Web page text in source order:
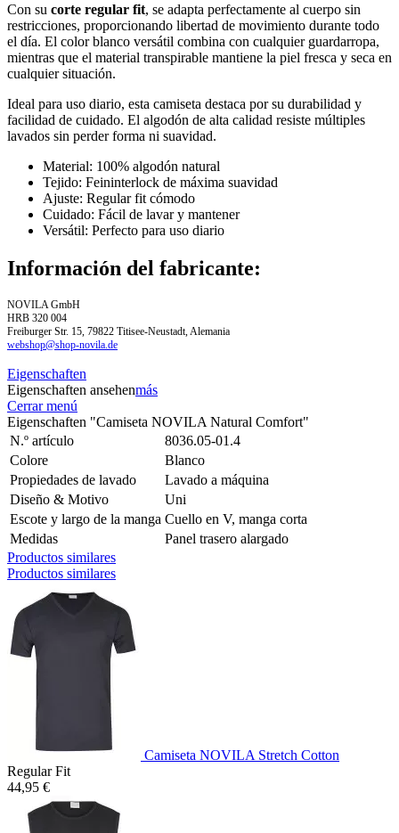
Con su corte regular fit, se adapta perfectamente al cuerpo sin
restricciones, proporcionando libertad de movimiento durante todo
el día. El color blanco versátil combina con cualquier guardarropa,
mientras que el material transpirable mantiene la piel fresca y seca en
cualquier situación.
Ideal para uso diario, esta camiseta destaca por su durabilidad y
facilidad de cuidado. El algodón de alta calidad resiste múltiples
lavados sin perder forma ni suavidad.
Material: 100% algodón natural
Tejido: Feininterlock de máxima suavidad
Ajuste: Regular fit cómodo
Cuidado: Fácil de lavar y mantener
Versátil: Perfecto para uso diario
Información del fabricante:
NOVILA GmbH
HRB 320 004
Freiburger Str. 15, 79822 Titisee-Neustadt, Alemania
webshop@shop-novila.de
Eigenschaften
Eigenschaften ansehenmás
Cerrar menú
Eigenschaften "Camiseta NOVILA Natural Comfort"
N.º artículo
8036.05-01.4
Colore
Blanco
Propiedades de lavado
Lavado a máquina
Diseño & Motivo
Uni
Escote y largo de la manga Cuello en V, manga corta
Medidas
Panel trasero alargado
Productos similares
Productos similares
Camiseta NOVILA Stretch Cotton
Regular Fit
44,95 €